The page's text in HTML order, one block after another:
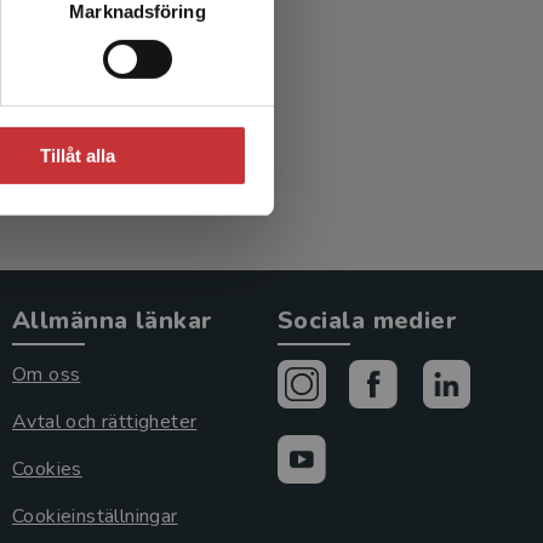
Marknadsföring
Tillåt alla
Allmänna länkar
Om oss
Avtal och rättigheter
Cookies
Cookieinställningar
Sociala medier